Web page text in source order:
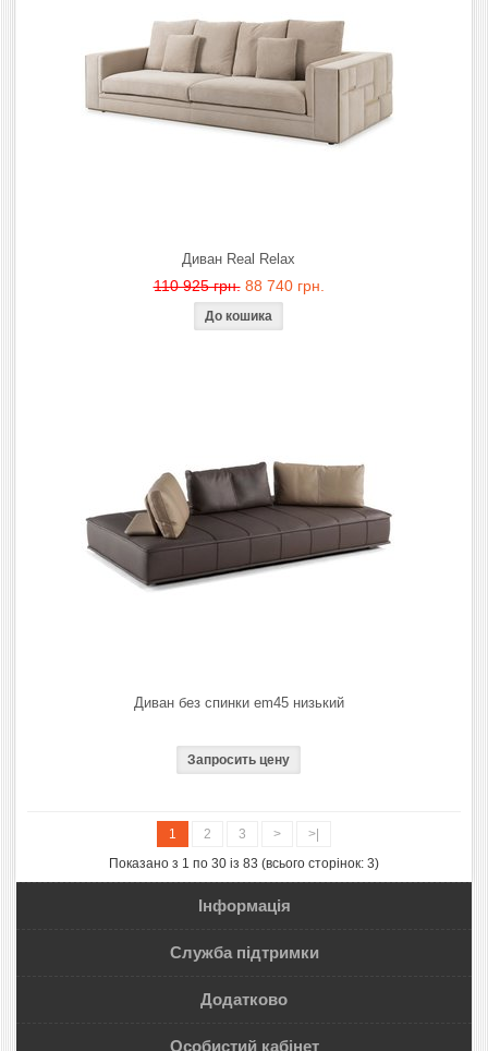
Диван Real Relax
110 925 грн. 88 740 грн.
Диван без спинки em45 низький
1 2 3 >
>|
Показано з 1 по 30 із 83 (всього сторінок: 3)
Інформація
Служба підтримки
Додатково
Особистий кабінет